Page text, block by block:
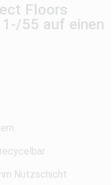
Floors
55 auf einen
Nutzschicht